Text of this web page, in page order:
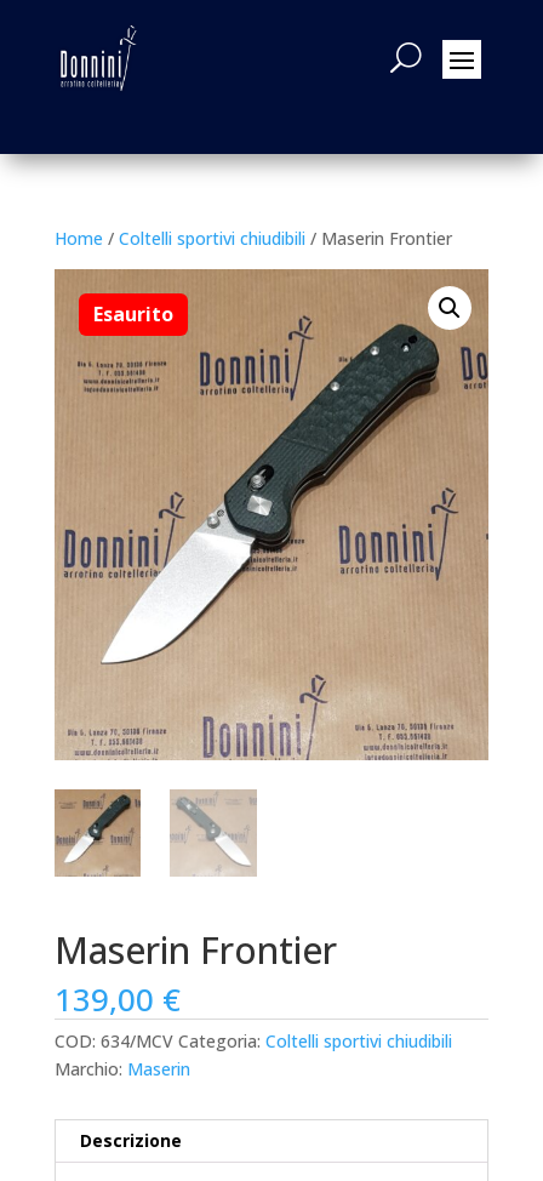
Home / Coltelli sportivi chiudibili / Maserin Frontier
Maserin Frontier
139,00 €
COD: 634/MCV Categoria: Coltelli sportivi chiudibili
Marchio: Maserin
Descrizione